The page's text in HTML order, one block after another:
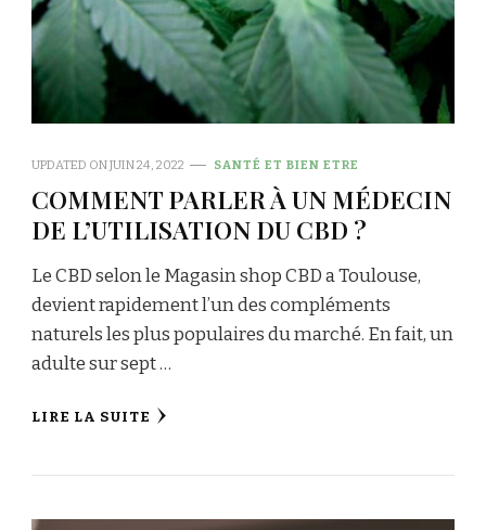
UPDATED ONJUIN 24, 2022 SANTÉ ET BIEN ETRE
COMMENT PARLER À UN MÉDECIN
DE L’UTILISATION DU CBD ?
Le CBD selon le Magasin shop CBD a Toulouse,
devient rapidement l’un des compléments
naturels les plus populaires du marché. En fait, un
adulte sur sept …
LIRE LA SUITE